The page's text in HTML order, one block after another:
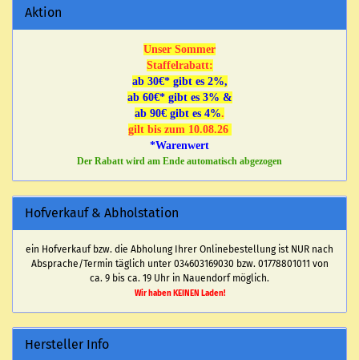
Aktion
Unser Sommer
Staffelrabatt:
ab 30€* gibt es 2%,
ab 60€* gibt es 3% &
ab 90€ gibt es 4%.
gilt bis zum 10.08.26
*Warenwert
Der Rabatt wird am Ende automatisch abgezogen
Hofverkauf & Abholstation
ein Hofverkauf bzw. die Abholung Ihrer Onlinebestellung ist NUR nach
Absprache/Termin täglich unter 034603169030 bzw. 01778801011 von
ca. 9 bis ca. 19 Uhr in Nauendorf möglich.
Wir haben KEINEN Laden!
Hersteller Info